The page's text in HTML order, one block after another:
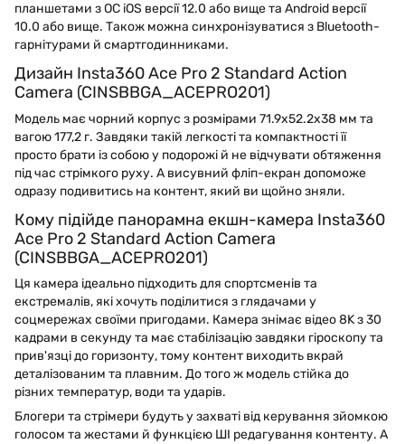
планшетами з ОС iOS версії 12.0 або вище та Android версії
10.0 або вище. Також можна синхронізуватися з Bluetooth-
гарнітурами й смартгодинниками.
Дизайн Insta360 Ace Pro 2 Standard Action
Camera (CINSBBGA_ACEPRO201)
Модель має чорний корпус з розмірами 71.9x52.2x38 мм та
вагою 177,2 г. Завдяки такій легкості та компактності її
просто брати із собою у подорожі й не відчувати обтяження
під час стрімкого руху. А висувний фліп-екран допоможе
одразу подивитись на контент, який ви щойно зняли.
Кому підійде панорамна екшн-камера Insta360
Ace Pro 2 Standard Action Camera
(CINSBBGA_ACEPRO201)
Ця камера ідеально підходить для спортсменів та
екстремалів, які хочуть поділитися з глядачами у
соцмережах своїми пригодами. Камера знімає відео 8K з 30
кадрами в секунду та має стабілізацію завдяки гіроскопу та
прив'язці до горизонту, тому контент виходить вкрай
деталізованим та плавним. До того ж модель стійка до
різних температур, води та ударів.
Блогери та стрімери будуть у захваті від керування зйомкою
голосом та жестами й функцією ШІ редагування контенту. А